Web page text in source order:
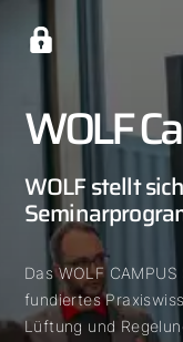
WOLF
WOLF stellt
Das WOLF
fundiertes
Lüftung und